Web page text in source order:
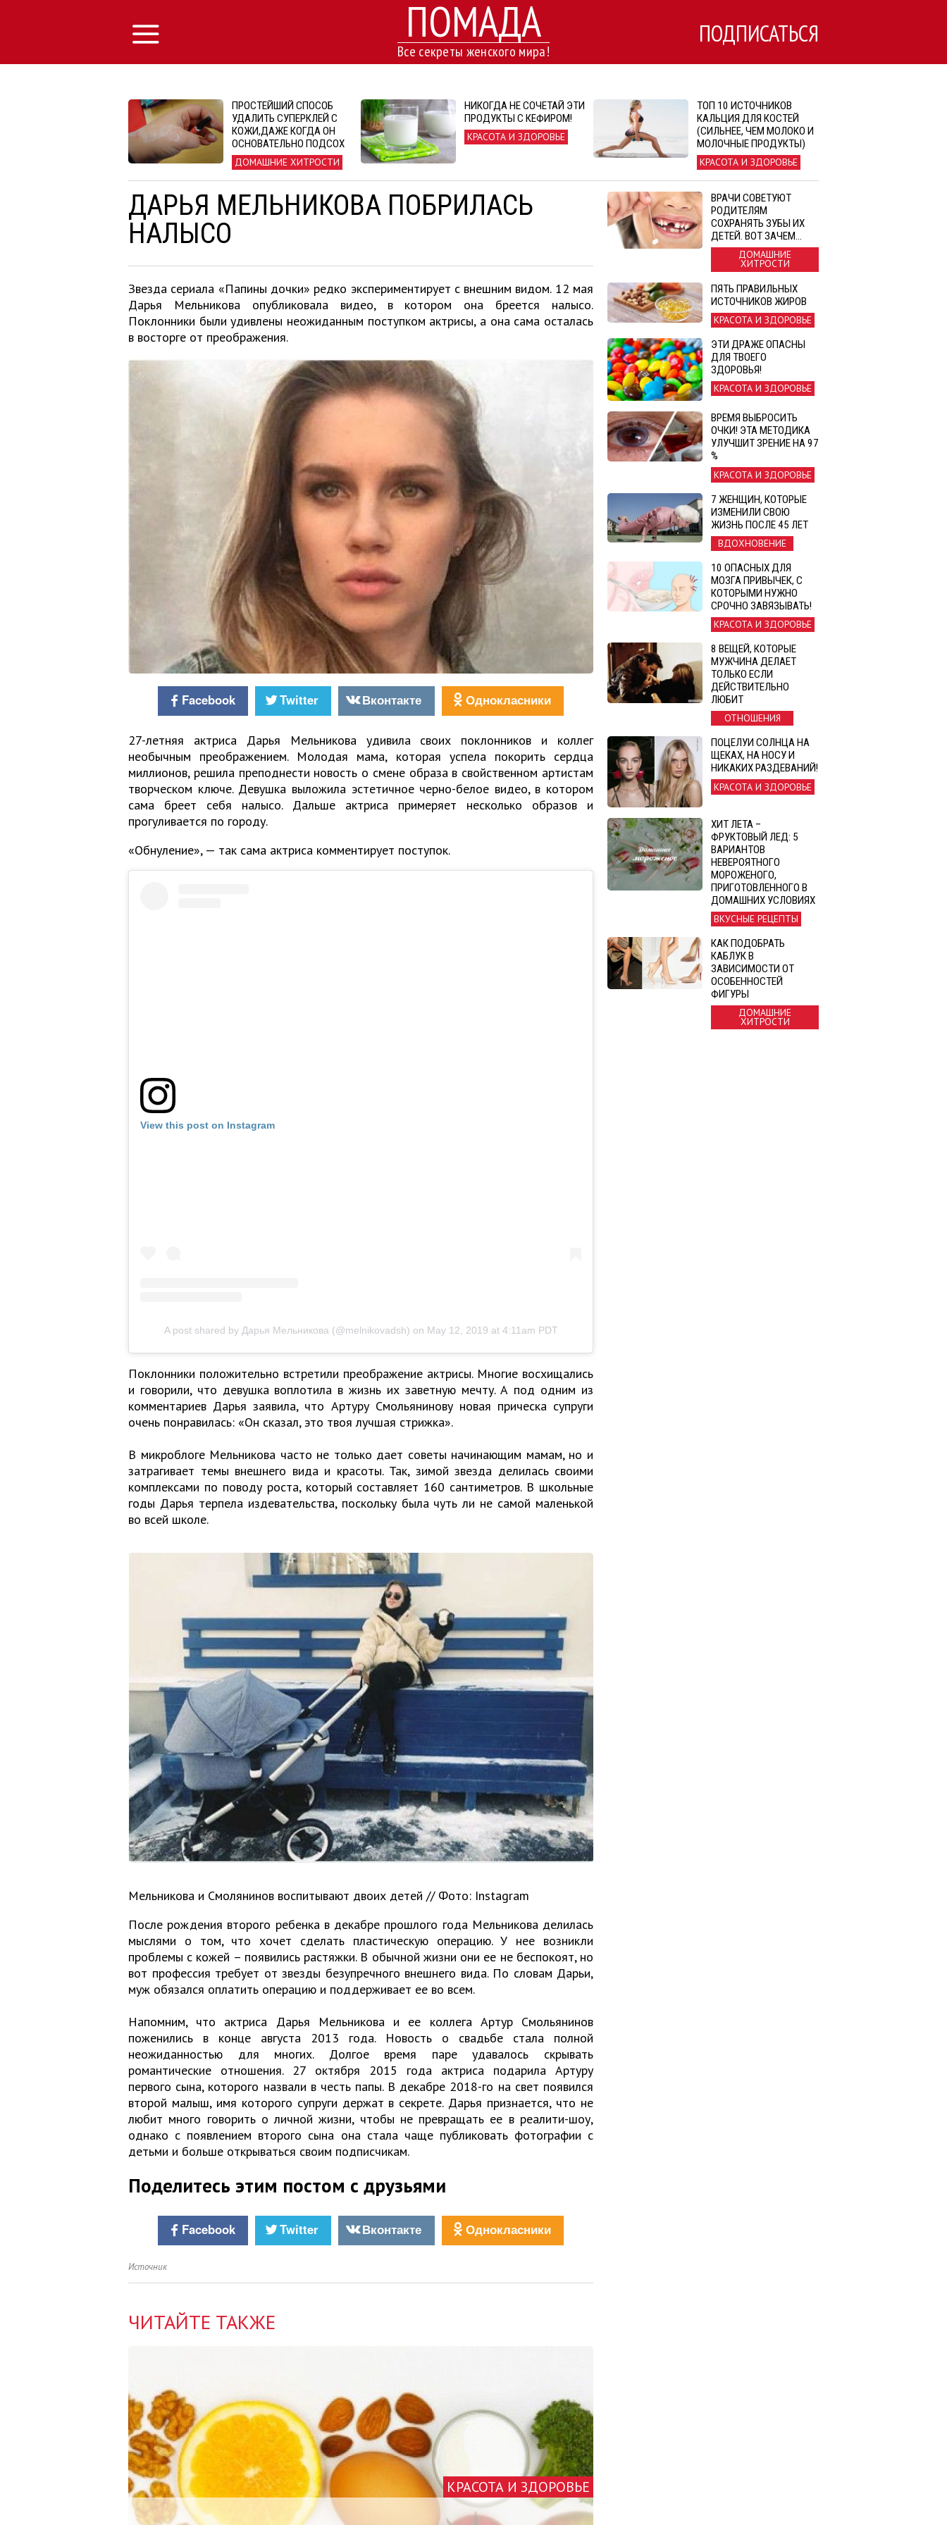
ПОМАДА
Все секреты женского мира!
ПОДПИСАТЬСЯ
ПРОСТЕЙШИЙ СПОСОБ
УДАЛИТЬ СУПЕРКЛЕЙ С
КОЖИ,ДАЖЕ КОГДА ОН
ОСНОВАТЕЛЬНО ПОДСОХ
ДОМАШНИЕ ХИТРОСТИ
НИКОГДА НЕ СОЧЕТАЙ ЭТИ
ПРОДУКТЫ С КЕФИРОМ!
КРАСОТА И ЗДОРОВЬЕ
ТОП 10 ИСТОЧНИКОВ
КАЛЬЦИЯ ДЛЯ КОСТЕЙ
(СИЛЬНЕЕ, ЧЕМ МОЛОКО И
МОЛОЧНЫЕ ПРОДУКТЫ)
КРАСОТА И ЗДОРОВЬЕ
ДАРЬЯ МЕЛЬНИКОВА ПОБРИЛАСЬ
НАЛЫСО
Звезда сериала «Папины дочки» редко экспериментирует с внешним видом. 12 мая
Дарья Мельникова опубликовала видео, в котором она бреется налысо.
Поклонники были удивлены неожиданным поступком актрисы, а она сама осталась
в восторге от преображения.
Facebook Twitter Вконтакте Однокласники
27-летняя актриса Дарья Мельникова удивила своих поклонников и коллег
необычным преображением. Молодая мама, которая успела покорить сердца
миллионов, решила преподнести новость о смене образа в свойственном артистам
творческом ключе. Девушка выложила эстетичное черно-белое видео, в котором
сама бреет себя налысо. Дальше актриса примеряет несколько образов и
прогуливается по городу.
«Обнуление», — так сама актриса комментирует поступок.
View this post on Instagram
A post shared by Дарья Мельникова (@melnikovadsh) on May 12, 2019 at 4:11am PDT
Поклонники положительно встретили преображение актрисы. Многие восхищались
и говорили, что девушка воплотила в жизнь их заветную мечту. А под одним из
комментариев Дарья заявила, что Артуру Смольянинову новая прическа супруги
очень понравилась: «Он сказал, это твоя лучшая стрижка».
В микроблоге Мельникова часто не только дает советы начинающим мамам, но и
затрагивает темы внешнего вида и красоты. Так, зимой звезда делилась своими
комплексами по поводу роста, который составляет 160 сантиметров. В школьные
годы Дарья терпела издевательства, поскольку была чуть ли не самой маленькой
во всей школе.
Мельникова и Смолянинов воспитывают двоих детей // Фото: Instagram
После рождения второго ребенка в декабре прошлого года Мельникова делилась
мыслями о том, что хочет сделать пластическую операцию. У нее возникли
проблемы с кожей – появились растяжки. В обычной жизни они ее не беспокоят, но
вот профессия требует от звезды безупречного внешнего вида. По словам Дарьи,
муж обязался оплатить операцию и поддерживает ее во всем.
Напомним, что актриса Дарья Мельникова и ее коллега Артур Смольянинов
поженились в конце августа 2013 года. Новость о свадьбе стала полной
неожиданностью для многих. Долгое время паре удавалось скрывать
романтические отношения. 27 октября 2015 года актриса подарила Артуру
первого сына, которого назвали в честь папы. В декабре 2018-го на свет появился
второй малыш, имя которого супруги держат в секрете. Дарья признается, что не
любит много говорить о личной жизни, чтобы не превращать ее в реалити-шоу,
однако с появлением второго сына она стала чаще публиковать фотографии с
детьми и больше открываться своим подписчикам.
Поделитесь этим постом с друзьями
Facebook Twitter Вконтакте Однокласники
Источник
ЧИТАЙТЕ ТАКЖЕ
КРАСОТА И ЗДОРОВЬЕ
ВРАЧИ СОВЕТУЮТ
РОДИТЕЛЯМ
СОХРАНЯТЬ ЗУБЫ ИХ
ДЕТЕЙ. ВОТ ЗАЧЕМ…
ДОМАШНИЕ
ХИТРОСТИ
ПЯТЬ ПРАВИЛЬНЫХ
ИСТОЧНИКОВ ЖИРОВ
КРАСОТА И ЗДОРОВЬЕ
ЭТИ ДРАЖЕ ОПАСНЫ
ДЛЯ ТВОЕГО
ЗДОРОВЬЯ!
КРАСОТА И ЗДОРОВЬЕ
ВРЕМЯ ВЫБРОСИТЬ
ОЧКИ! ЭТА МЕТОДИКА
УЛУЧШИТ ЗРЕНИЕ НА 97
%
КРАСОТА И ЗДОРОВЬЕ
7 ЖЕНЩИН, КОТОРЫЕ
ИЗМЕНИЛИ СВОЮ
ЖИЗНЬ ПОСЛЕ 45 ЛЕТ
ВДОХНОВЕНИЕ
10 ОПАСНЫХ ДЛЯ
МОЗГА ПРИВЫЧЕК, С
КОТОРЫМИ НУЖНО
СРОЧНО ЗАВЯЗЫВАТЬ!
КРАСОТА И ЗДОРОВЬЕ
8 ВЕЩЕЙ, КОТОРЫЕ
МУЖЧИНА ДЕЛАЕТ
ТОЛЬКО ЕСЛИ
ДЕЙСТВИТЕЛЬНО
ЛЮБИТ
ОТНОШЕНИЯ
ПОЦЕЛУИ СОЛНЦА НА
ЩЕКАХ, НА НОСУ И
НИКАКИХ РАЗДЕВАНИЙ!
КРАСОТА И ЗДОРОВЬЕ
ХИТ ЛЕТА –
ФРУКТОВЫЙ ЛЕД: 5
ВАРИАНТОВ
НЕВЕРОЯТНОГО
МОРОЖЕНОГО,
ПРИГОТОВЛЕННОГО В
ДОМАШНИХ УСЛОВИЯХ
ВКУСНЫЕ РЕЦЕПТЫ
КАК ПОДОБРАТЬ
КАБЛУК В
ЗАВИСИМОСТИ ОТ
ОСОБЕННОСТЕЙ
ФИГУРЫ
ДОМАШНИЕ
ХИТРОСТИ